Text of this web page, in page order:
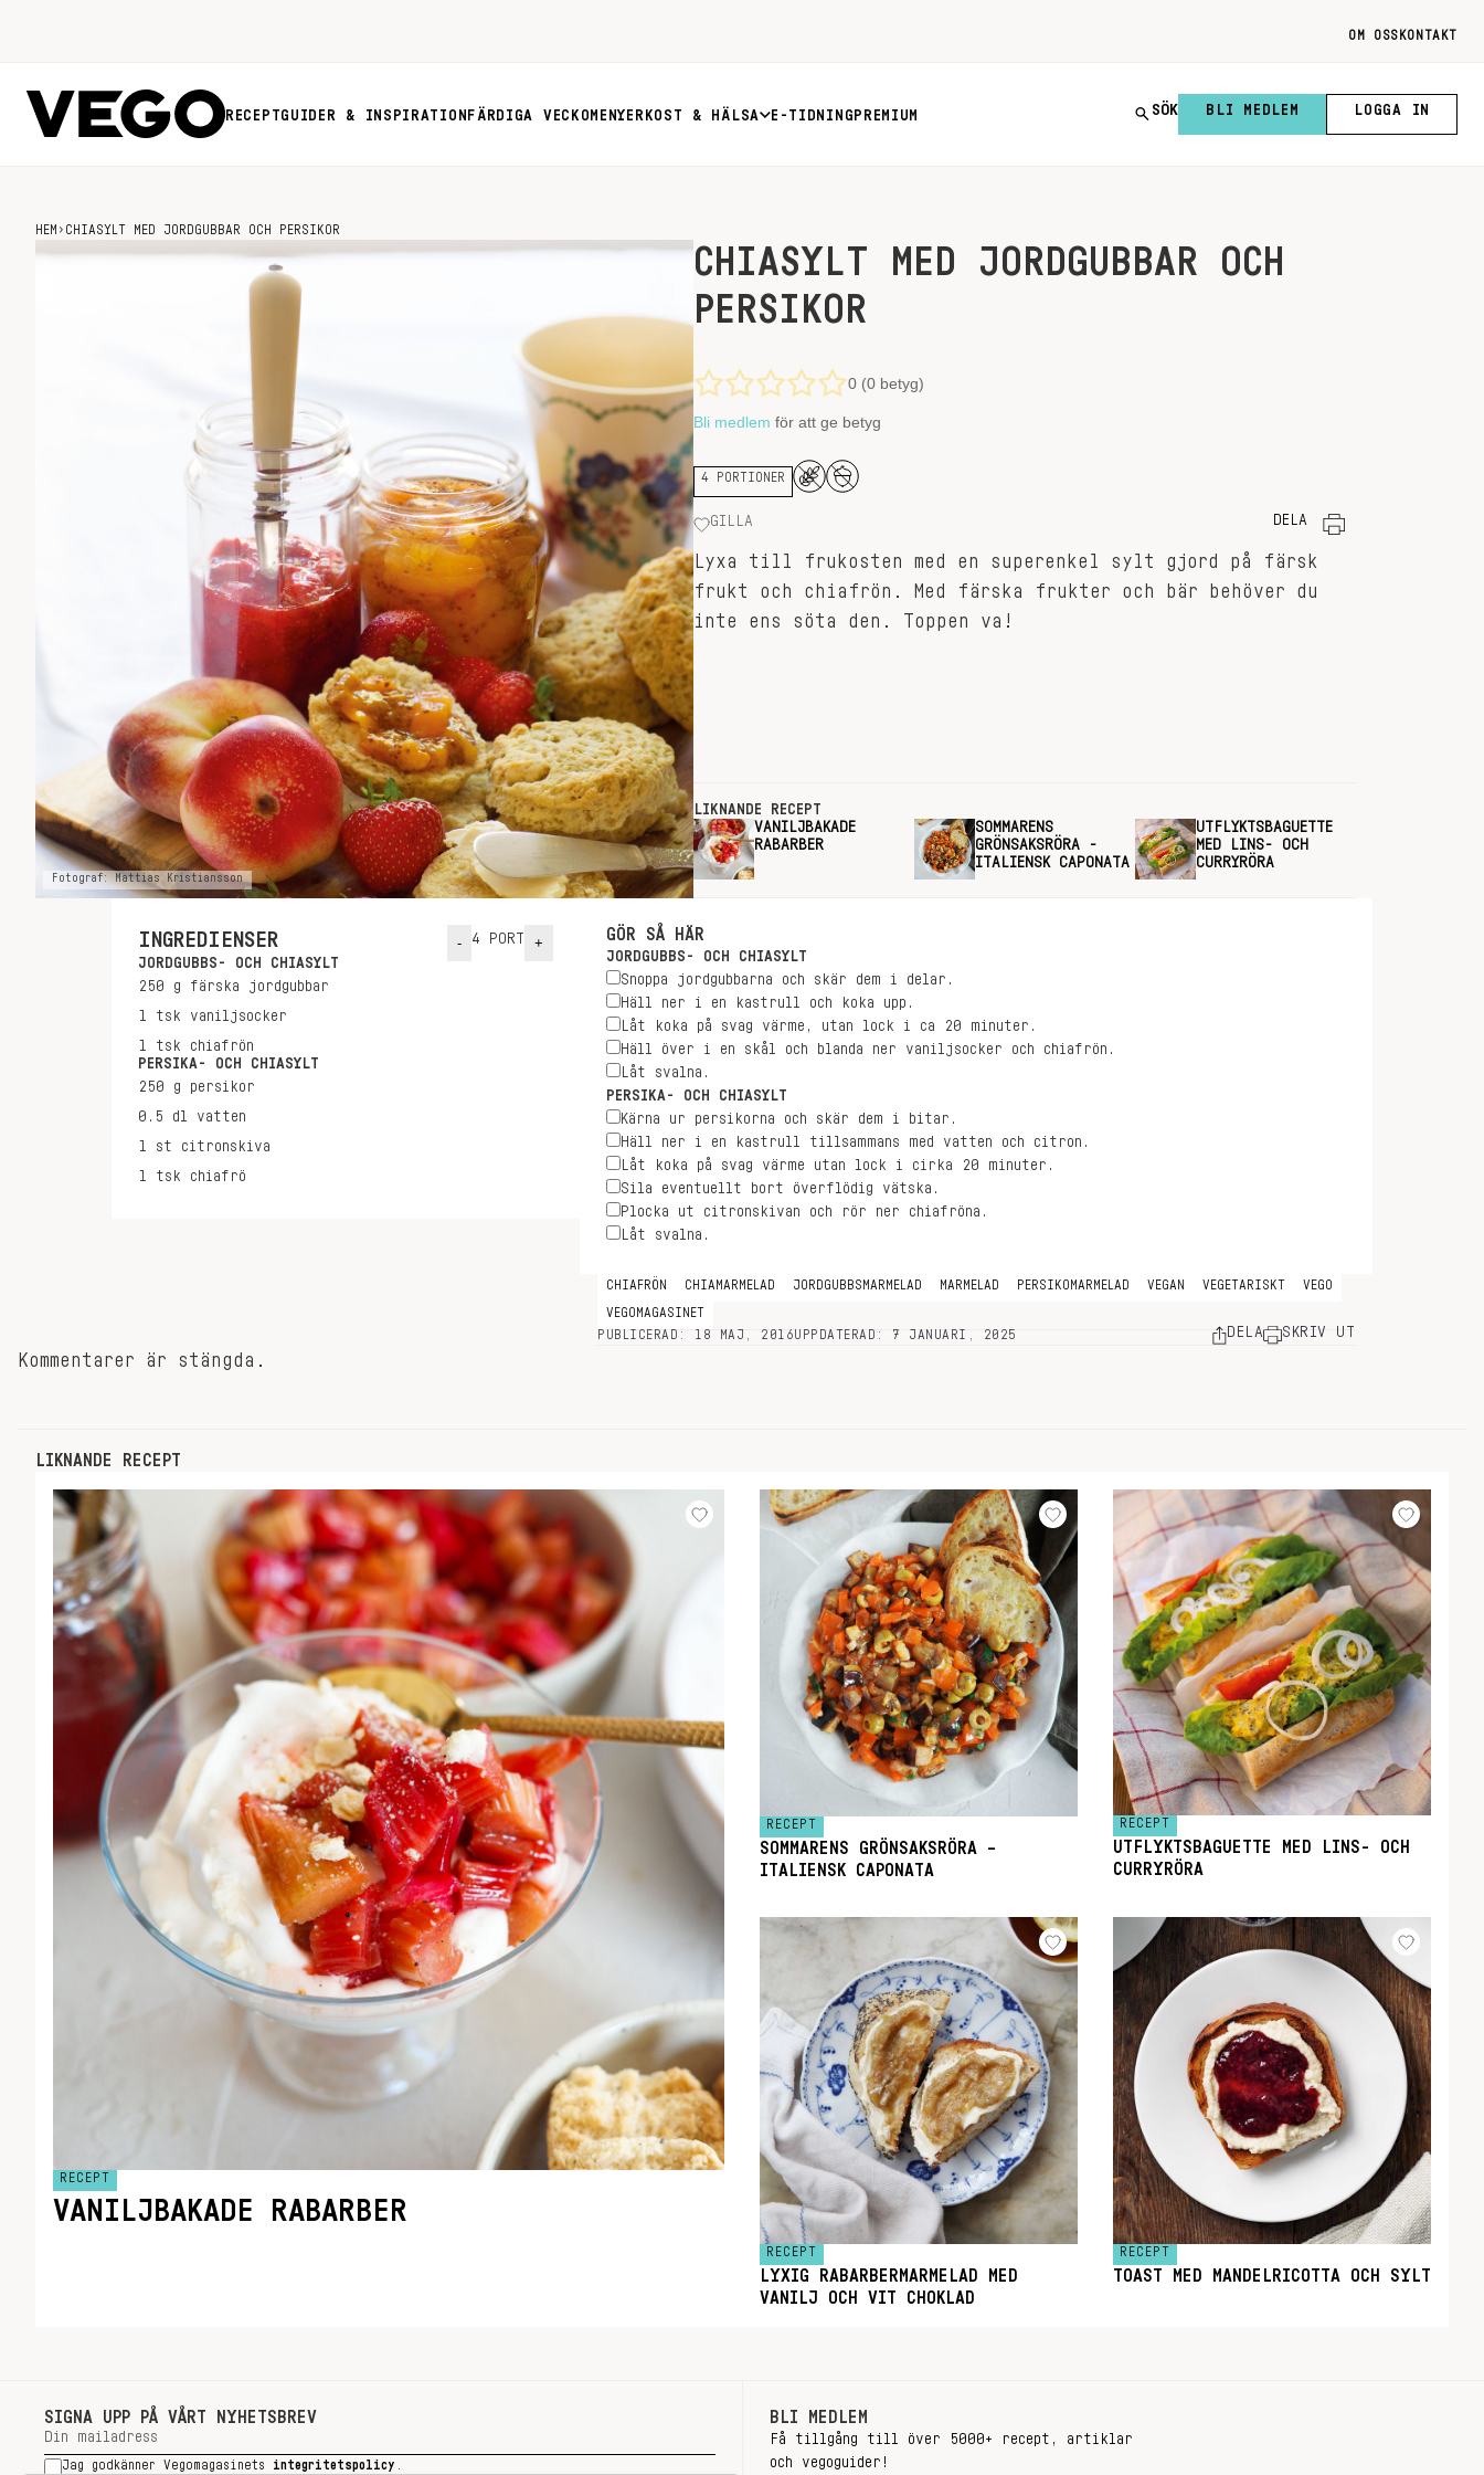
OM OSS KONTAKT
RECEPTGUIDER & INSPIRATION FÄRDIGA VECKOMENYER KOST & HÄLSA E-TIDNING PREMIUM SÖK BLI MEDLEM LOGGA IN
HEM › CHIASYLT MED JORDGUBBAR OCH PERSIKOR
Fotograf: Mattias Kristiansson
CHIASYLT MED JORDGUBBAR OCH
PERSIKOR
0 (0 betyg)
Bli medlem för att ge betyg
4 PORTIONER
GILLA DELA
Lyxa till frukosten med en superenkel sylt gjord på färsk
frukt och chiafrön. Med färska frukter och bär behöver du
inte ens söta den. Toppen va!
LIKNANDE RECEPT
VANILJBAKADE
RABARBER
SOMMARENS
GRÖNSAKSRÖRA -
ITALIENSK CAPONATA
UTFLYKTSBAGUETTE
MED LINS- OCH
CURRYRÖRA
INGREDIENSER - 4 PORT +
JORDGUBBS- OCH CHIASYLT
250 g
färska jordgubbar
1 tsk
vaniljsocker
1 tsk
chiafrön
PERSIKA- OCH CHIASYLT
250 g
persikor
0.5 dl
vatten
1 st
citronskiva
1 tsk chiafrö
GÖR SÅ HÄR
JORDGUBBS- OCH CHIASYLT
Snoppa jordgubbarna och skär dem i delar.
Häll ner i en kastrull och koka upp.
Låt koka på svag värme, utan lock i ca 20 minuter.
Häll över i en skål och blanda ner vaniljsocker och chiafrön.
Låt svalna.
PERSIKA- OCH CHIASYLT
Kärna ur persikorna och skär dem i bitar.
Häll ner i en kastrull tillsammans med vatten och citron.
Låt koka på svag värme utan lock i cirka 20 minuter.
Sila eventuellt bort överflödig vätska.
Plocka ut citronskivan och rör ner chiafröna.
Låt svalna.
CHIAFRÖN CHIAMARMELAD JORDGUBBSMARMELAD MARMELAD PERSIKOMARMELAD VEGAN VEGETARISKT VEGO
VEGOMAGASINET
PUBLICERAD: 18 MAJ, 2016UPPDATERAD: 7 JANUARI, 2025 DELA SKRIV UT
Kommentarer är stängda.
LIKNANDE RECEPT
RECEPT
VANILJBAKADE RABARBER
RECEPT
SOMMARENS GRÖNSAKSRÖRA –
ITALIENSK CAPONATA
RECEPT
UTFLYKTSBAGUETTE MED LINS- OCH
CURRYRÖRA
RECEPT
LYXIG RABARBERMARMELAD MED
VANILJ OCH VIT CHOKLAD
RECEPT
TOAST MED MANDELRICOTTA OCH SYLT
SIGNA UPP PÅ VÅRT NYHETSBREV
Jag godkänner Vegomagasinets integritetspolicy
BLI MEDLEM
Få tillgång till över 5000+ recept, artiklar
och vegoguider!